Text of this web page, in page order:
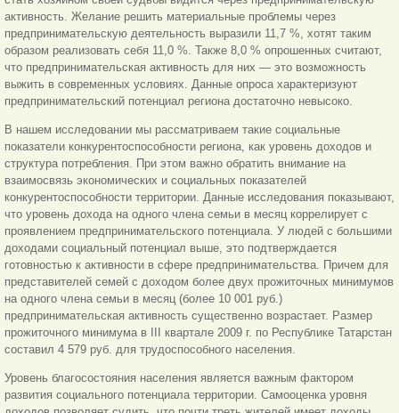
активность. Желание решить материальные проблемы через
предпринимательскую деятельность выразили 11,7 %, хотят таким
образом реализовать себя 11,0 %. Также 8,0 % опрошенных считают,
что предпринимательская активность для них — это возможность
выжить в современных условиях. Данные опроса характеризуют
предпринимательский потенциал региона достаточно невысоко.
В нашем исследовании мы рассматриваем такие социальные
показатели конкурентоспособности региона, как уровень доходов и
структура потребления. При этом важно обратить внимание на
взаимосвязь экономических и социальных показателей
конкурентоспособности территории. Данные исследования показывают,
что уровень дохода на одного члена семьи в месяц коррелирует с
проявлением предпринимательского потенциала. У людей с большими
доходами социальный потенциал выше, это подтверждается
готовностью к активности в сфере предпринимательства. Причем для
представителей семей с доходом более двух прожиточных минимумов
на одного члена семьи в месяц (более 10 001 руб.)
предпринимательская активность существенно возрастает. Размер
прожиточного минимума в III квартале 2009 г. по Республике Татарстан
составил 4 579 руб. для трудоспособного населения.
Уровень благосостояния населения является важным фактором
развития социального потенциала территории. Самооценка уровня